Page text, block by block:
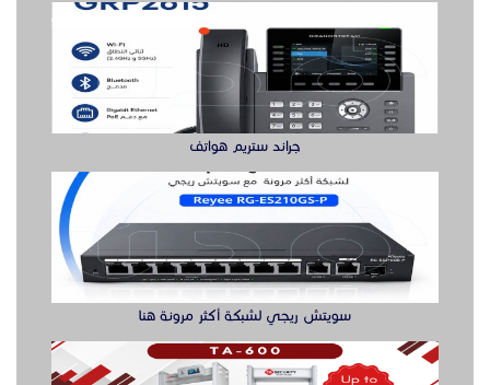
جراند ستريم هواتف
سويتش ريجي لشبكة أكثر مرونة هنا